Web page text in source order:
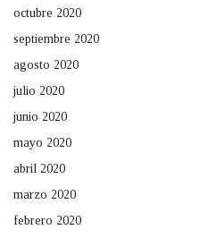
octubre 2020
septiembre 2020
agosto 2020
julio 2020
junio 2020
mayo 2020
abril 2020
marzo 2020
febrero 2020